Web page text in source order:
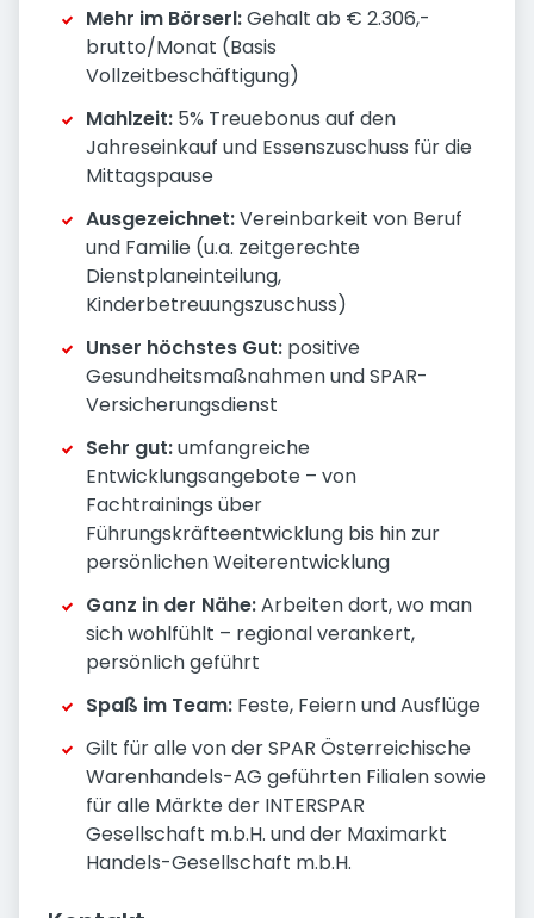
Mehr im Börserl:Gehalt ab € 2.306,-
brutto/Monat (Basis
Vollzeitbeschäftigung)
Mahlzeit: 5% Treuebonus auf den
Jahreseinkauf und Essenszuschuss für die
Mittagspause
Ausgezeichnet:Vereinbarkeit von Beruf
und Familie (u.a. zeitgerechte
Dienstplaneinteilung,
Kinderbetreuungszuschuss)
Unser höchstes Gut: positive
Gesundheitsmaßnahmen und SPAR-
Versicherungsdienst
Sehr gut:umfangreiche
Entwicklungsangebote – von
Fachtrainings über
Führungskräfteentwicklung bis hin zur
persönlichen Weiterentwicklung
Ganz in der Nähe:Arbeiten dort, wo man
sich wohlfühlt – regional verankert,
persönlich geführt
Spaß im Team: Feste, Feiern und Ausflüge
Gilt für alle von der SPAR Österreichische
Warenhandels-AG geführten Filialen sowie
für alle Märkte der INTERSPAR
Gesellschaft m.b.H. und der Maximarkt
Handels-Gesellschaft m.b.H.